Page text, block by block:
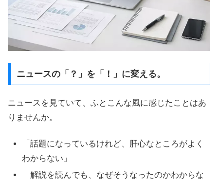
ニュースの「？」を「！」に変える。
ニュースを見ていて、ふとこんな風に感じたことはあ
りませんか。
「話題になっているけれど、肝心なところがよく
わからない」
「解説を読んでも、なぜそうなったのかわからな